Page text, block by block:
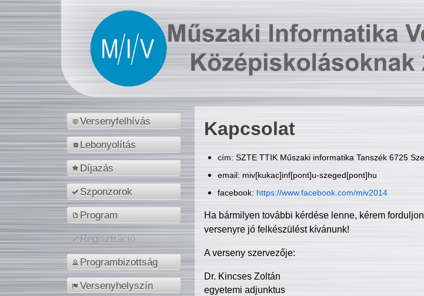
Versenyfelhívás
Lebonyolítás
Díjazás
Szponzorok
Program
Regisztráció
Programbizottság
Versenyhelyszín
Kapcsolat
cím: SZTE TTIK Műszaki informatika Tanszék 6725
email: miv[kukac]inf[pont]u-szeged[pont]hu
facebook: https://www.facebook.com/miv2014
Ha bármilyen további kérdése lenne, kérem
versenyre jó felkészülést kívánunk!
A verseny szervezője:
Dr. Kincses Zoltán
egyetemi adjunktus